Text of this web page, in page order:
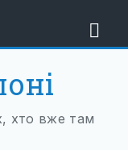
хто вже там